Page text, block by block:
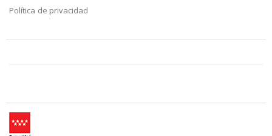
Política de privacidad